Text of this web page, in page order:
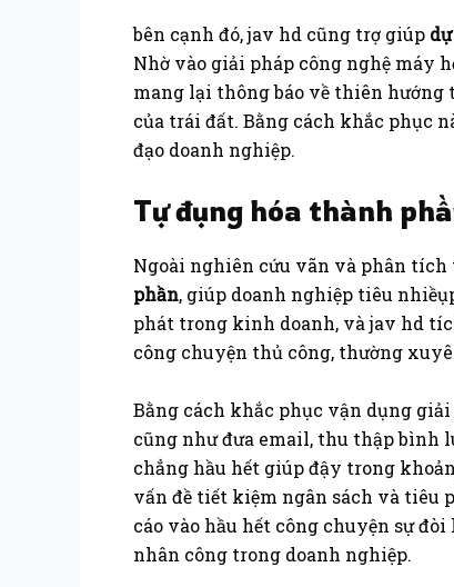
bên cạnh đó, jav hd cũng trợ giúp
Nhờ vào giải pháp công nghệ máy
mang lại thông báo về thiên hướng
của trái đất. Bằng cách khắc phục
đạo doanh nghiệp.
Tự đụng hóa thành
Ngoài nghiên cứu vãn và phân
phần, giúp doanh nghiệp tiêu
phát trong kinh doanh, và jav hd
công chuyện thủ công, thường
Bằng cách khắc phục vận dụng
cũng như đưa email, thu thập bình
chẳng hầu hết giúp đậy trong
vấn đề tiết kiệm ngân sách và tiêu
cáo vào hầu hết công chuyện sự
nhân công trong doanh nghiệp.